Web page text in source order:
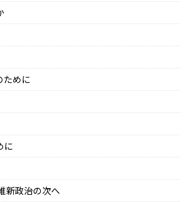
ために
に
新政治の次へ